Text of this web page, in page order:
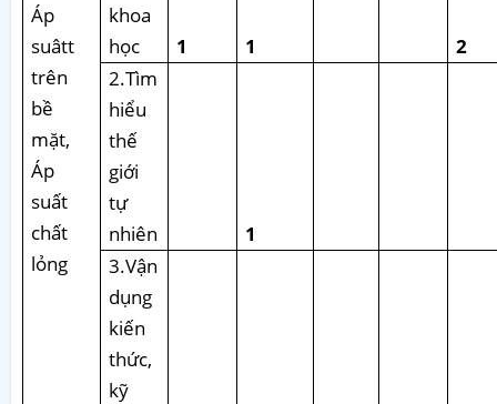
Áp
suâtt
trên
bề
mặt,
Áp
suất
chất
lỏng
khoa
học
1 1
2
2.Tìm
hiểu
thế
giới
tự
nhiên
1
3.Vận
dụng
kiến
thức,
kỹ